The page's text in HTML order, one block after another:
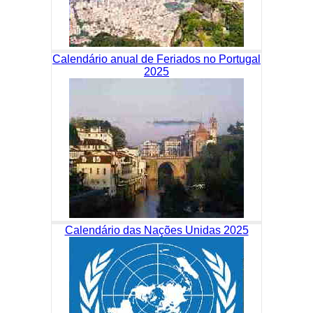
Calendário anual de Feriados no Portugal
2025
Calendário das Nações Unidas 2025